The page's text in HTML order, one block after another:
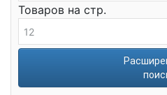
Товаров на стр.